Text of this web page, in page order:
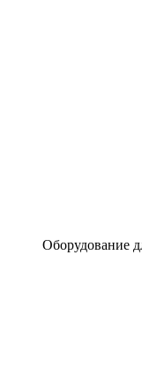
Оборудование